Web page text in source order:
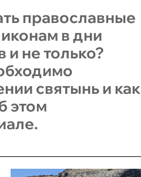
православные
в дни
не только?
святынь и как
этом